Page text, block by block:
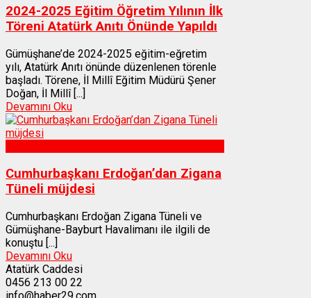
2024-2025 Eğitim Öğretim Yılının İlk
Töreni Atatürk Anıtı Önünde Yapıldı
Gümüşhane’de 2024-2025 eğitim-eğretim
yılı, Atatürk Anıtı önünde düzenlenen törenle
başladı. Törene, İl Millî Eğitim Müdürü Şener
Doğan, İl Millî [...]
Devamını Oku
Cumhurbaşkanı Erdoğan’dan Zigana
Tüneli müjdesi
Cumhurbaşkanı Erdoğan Zigana Tüneli ve
Gümüşhane-Bayburt Havalimanı ile ilgili de
konuştu [...]
Devamını Oku
Atatürk Caddesi
0456 213 00 22
info@haber29.com